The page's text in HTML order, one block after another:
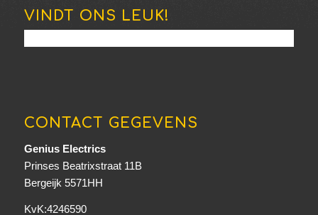
VINDT ONS LEUK!
CONTACT GEGEVENS
Genius Electrics
Prinses Beatrixstraat 11B
Bergeijk 5571HH
KvK:4246590